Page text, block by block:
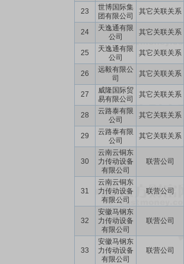
23
世博国际集
团有限公司
其它关联关系
24
天逸通有限
公司
其它关联关系
25
天逸通有限
公司
其它关联关系
26
远毅有限公
司
其它关联关系
27
威隆国际贸
易有限公司
其它关联关系
28
云路泰有限
公司
其它关联关系
29
云路泰有限
公司
其它关联关系
30
云南云铜东
力传动设备
有限公司
联营公司
31
云南云铜东
力传动设备
有限公司
联营公司
32
安徽马钢东
力传动设备
有限公司
联营公司
33
安徽马钢东
力传动设备
有限公司
联营公司